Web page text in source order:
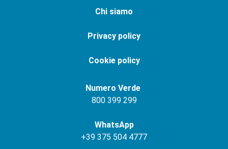
Chi siamo
Privacy policy
Cookie policy
Numero Verde
800 399 299
WhatsApp
+39 375 504 4777